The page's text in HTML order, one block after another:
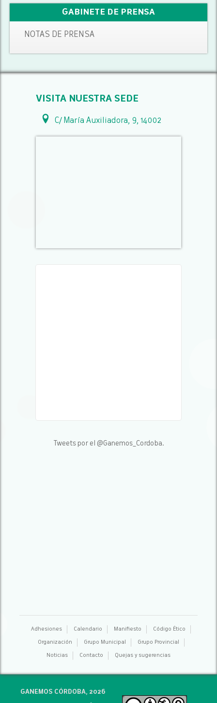
GABINETE DE PRENSA
NOTAS DE PRENSA
VISITA NUESTRA SEDE
C/ María Auxiliadora, 9, 14002
Tweets por el @Ganemos_Cordoba.
Adhesiones Calendario Manifiesto Código Ético
Organización Grupo Municipal Grupo Provincial
Noticias Contacto Quejas y sugerencias
GANEMOS CÓRDOBA, 2026